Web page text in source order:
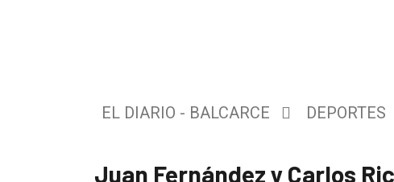
EL DIARIO - BALCARCE DEPORTES
Juan Fernández y Carlos